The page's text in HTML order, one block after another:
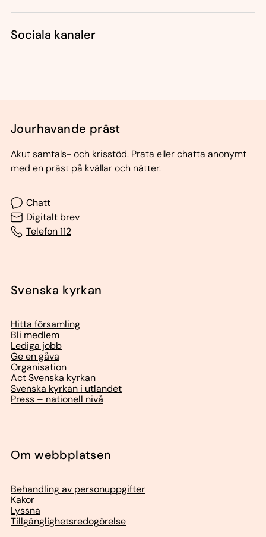
Sociala kanaler
Jourhavande präst
Akut samtals- och krisstöd. Prata eller chatta anonymt
med en präst på kvällar och nätter.
Chatt
Digitalt brev
Telefon 112
Svenska kyrkan
Hitta församling
Bli medlem
Lediga jobb
Ge en gåva
Organisation
Act Svenska kyrkan
Svenska kyrkan i utlandet
Press – nationell nivå
Om webbplatsen
Behandling av personuppgifter
Kakor
Lyssna
Tillgänglighetsredogörelse